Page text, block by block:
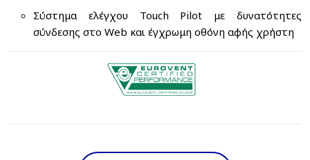
Σύστημα ελέγχου Touch Pilot με δυνατότητες
σύνδεσης στο Web και έγχρωμη οθόνη αφής χρήστη